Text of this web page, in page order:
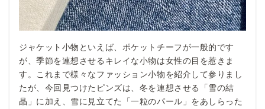
ジャケット小物といえば、ポケットチーフが一般的です
が、季節を連想させるキレイな小物は女性の目を惹きま
す。これまで様々なファッション小物を紹介して参りまし
たが、今回見つけたピンズは、冬を連想させる「雪の結
晶」に加え、雪に見立てた「一粒のパール」をあしらった